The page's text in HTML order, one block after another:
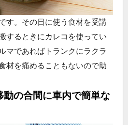
す。その日に使う食材を受講
するときにカレコを使ってい
マであればトランクにラクラ
材を痛めることもないので助
動の合間に車内で簡単な